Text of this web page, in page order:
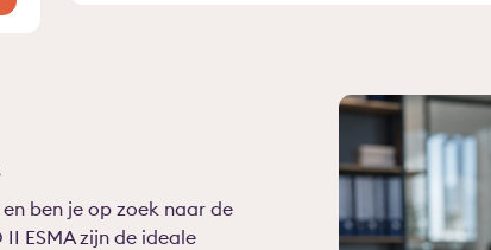
ben je op zoek naar de
ESMA zijn de ideale